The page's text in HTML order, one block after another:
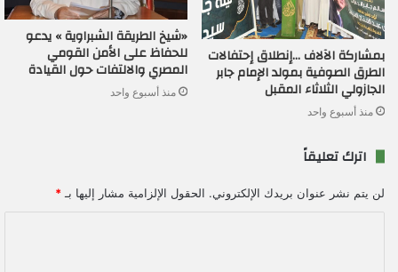
بمشاركة الآلاف …إنطلاق إحتفالات
الطرق الصوفية بمولد الإمام جابر
الجازولي الثلاثاء المقبل
منذ أسبوع واحد
«شيخ الطريقة الشبراوية » يدعو
للحفاظ على الأمن القومي
المصري والالتفات حول القيادة
منذ أسبوع واحد
اترك تعليقاً
لن يتم نشر عنوان بريدك الإلكتروني. الحقول الإلزامية مشار إليها بـ *